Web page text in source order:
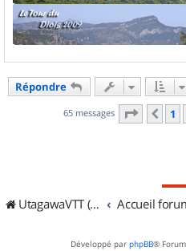
Répondre
65 messages Page 31
UtagawaVTT (Randos VTT et VTTAE avec traces GPS) Accueil
Développé par phpBB®